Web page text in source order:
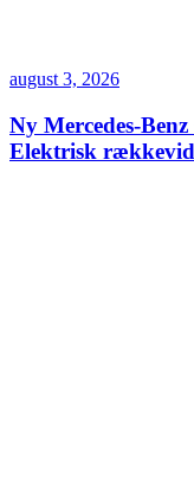
august 3, 2026
Ny Mercedes-
Elektrisk